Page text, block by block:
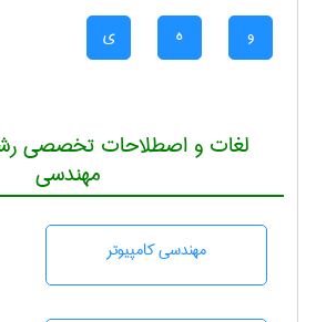
و ه ی
لغات و اصطلاحات تخصصی
مهندسی
مهندسی كامپيوتر